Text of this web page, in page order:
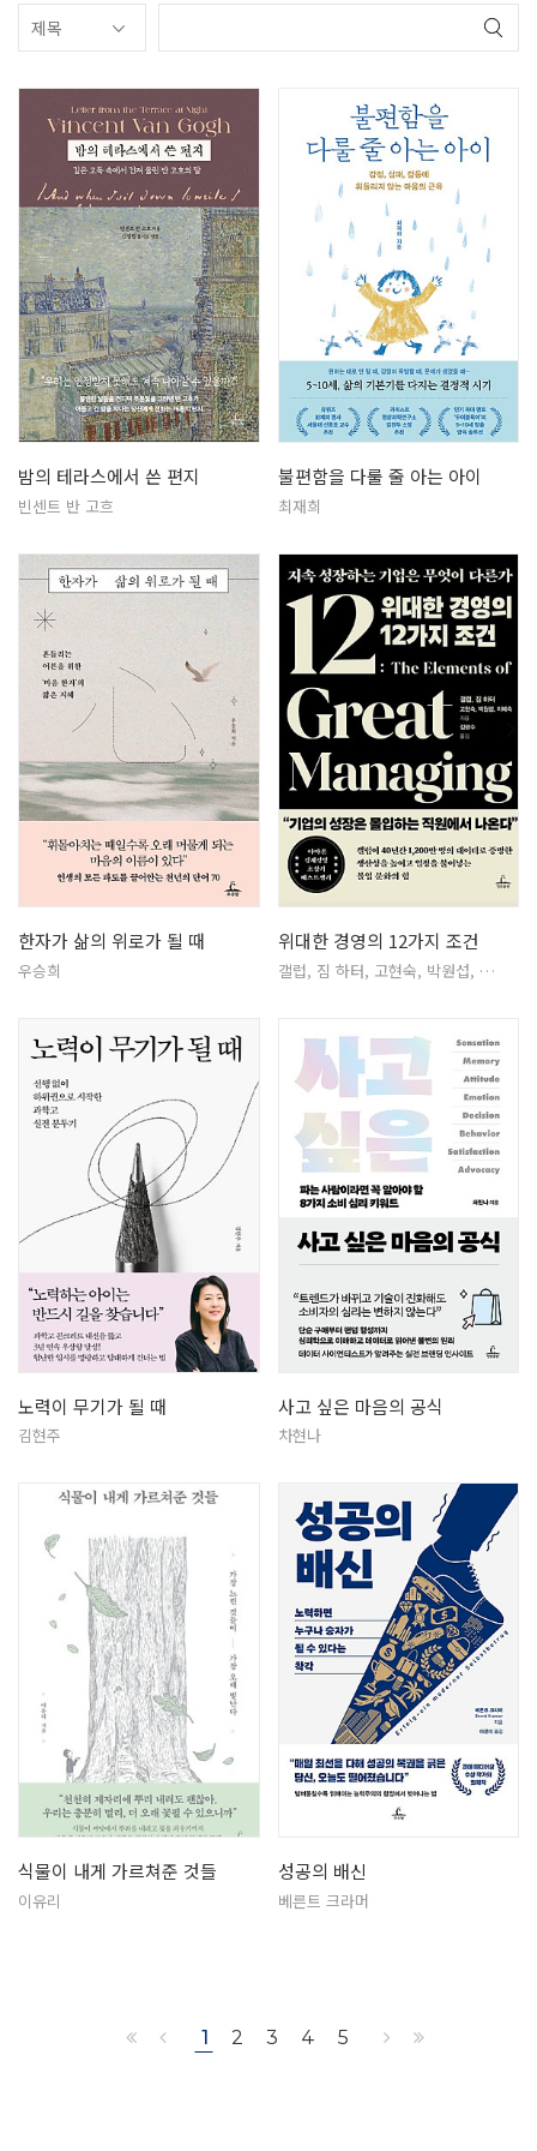
밤의 테라스에서 쓴 편지
빈센트 반 고흐
불편함을 다룰 줄 아는 아이
최재희
한자가 삶의 위로가 될 때
우승희
위대한 경영의 12가지 조건
갤럽, 짐 하터, 고현숙, 박원섭, …
노력이 무기가 될 때
김현주
사고 싶은 마음의 공식
차현나
식물이 내게 가르쳐준 것들
이유리
성공의 배신
베른트 크라머
1 2 3 4 5